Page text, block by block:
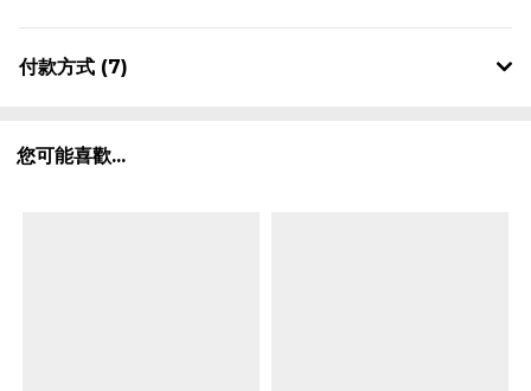
付款方式 (7)
您可能喜歡...